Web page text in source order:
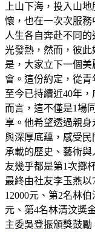
上山下海，投入山
懷，也在一次次服務
人生各自奔赴不同
光發熱，然而，彼
是，大家立下一個
會。這份約定，從青
至今已持續近40年
而言，這不僅是1場
享。他希望透過親
與深厚底蘊，感受
承載的歷史、藝術
友幾乎都是第1次擲
最終由社友李玉燕
12000元、第2名林
元、第4名林清汶獎
主委吳登振頒獎鼓勵